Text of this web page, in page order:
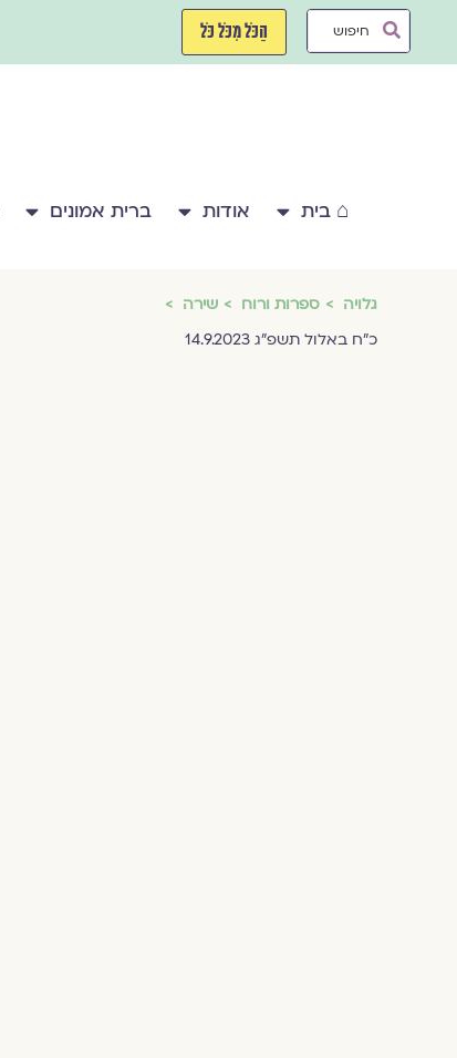
Search
הַכֹּל מִכֹּל כֹּל
⌂ בית אודות ברית אמונים
גלויה ספרות ורוח
שירה
כ״ח באלול תשפ״ג 14.9.2023